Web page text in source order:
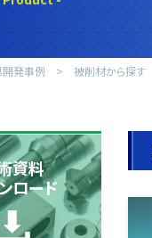
開発事例 被削材から探す
資料
ロード